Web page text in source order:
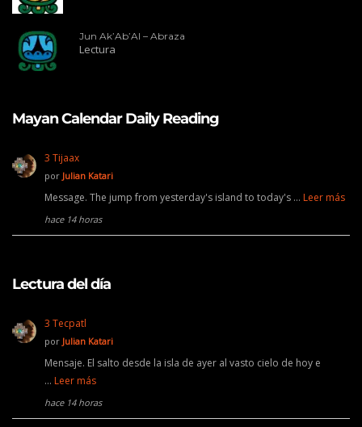
Jun Ak’Ab’Al – Abraza
Lectura
Mayan Calendar Daily Reading
3 Tijaax
por Julian Katari
Message. The jump from yesterday's island to today's … Leer más
hace 14 horas
Lectura del día
3 Tecpatl
por Julian Katari
Mensaje. El salto desde la isla de ayer al vasto cielo de hoy e
… Leer más
hace 14 horas